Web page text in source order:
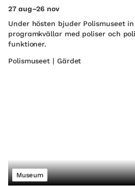
27 aug–26 nov
Under hösten bjuder Polismuseet
programkvällar med poliser och
funktioner.
Polismuseet | Gärdet
Museum